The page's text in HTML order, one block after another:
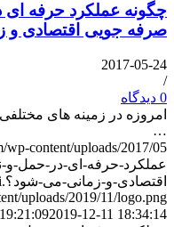
چگونه عملکرد حرفه
صرفه جویی اقتصادی و
2017-05-24
/
0 دیدگاه
امروزه در زمینه های
…
عملکرد-حرفه-ای-در-حمل-
اقتصادی-و-زمانی-می-شود؟.jpg
uploads/2019/11/logo.png
2019-12-11 18:34:14